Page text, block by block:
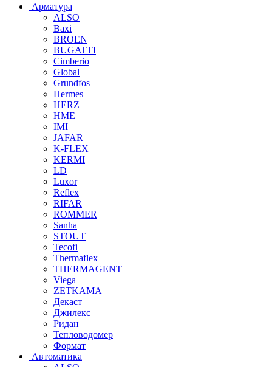
Арматура
ALSO
Baxi
BROEN
BUGATTI
Cimberio
Global
Grundfos
Hermes
HERZ
HME
IMI
JAFAR
K-FLEX
KERMI
LD
Luxor
Reflex
RIFAR
ROMMER
Sanha
STOUT
Tecofi
Thermaflex
THERMAGENT
Viega
ZETKAMA
Декаст
Джилекс
Ридан
Тепловодомер
Формат
Автоматика